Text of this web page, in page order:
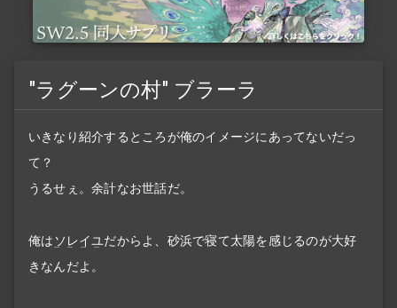
"ラグーンの村" ブラーラ
いきなり紹介するところが俺のイメージにあってないだっ
て？
うるせぇ。余計なお世話だ。
俺は ソレイユだからよ、砂浜で寝て太陽を感じるのが大好
きなんだよ。